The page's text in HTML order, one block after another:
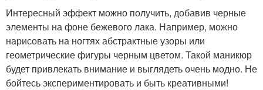
Интересный эффект можно получить, добавив черные
элементы на фоне бежевого лака. Например, можно
нарисовать на ногтях абстрактные узоры или
геометрические фигуры черным цветом. Такой маникюр
будет привлекать внимание и выглядеть очень модно. Не
бойтесь экспериментировать и быть креативными!